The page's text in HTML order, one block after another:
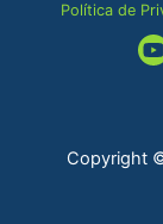
Política de
Copyright